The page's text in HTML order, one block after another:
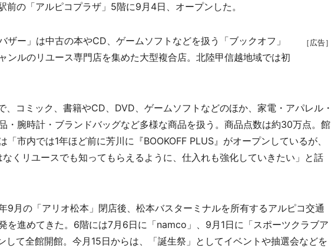
前の「アルピコプラザ」5階に9月4日、オープンした。
［広告］
ー」は中古の本やCD、ゲームソフトなどを扱う「ブックオフ」
ンルのリユース専門店を集めた大型複合店。北陸甲信越地域では初
コミック、書籍やCD、DVD、ゲームソフトなどのほか、家電・アパレル・
・腕時計・ブランドバッグなど多様な商品を扱う。商品点数は約30万点。館
「市内では1年ほど前に芳川に『BOOKOFF PLUS』がオープンしているが、
くリユースでも知ってもらえるように、仕入れも強化していきたい」と話
9月の「アリオ松本」閉店後、松本バスターミナルを所有するアルピコ交通
を進めてきた。6階には7月6日に「namco」、9月1日に「スポーツクラブア
して全館開館。今月15日からは、「誕生祭」としてイベントや抽選会などを